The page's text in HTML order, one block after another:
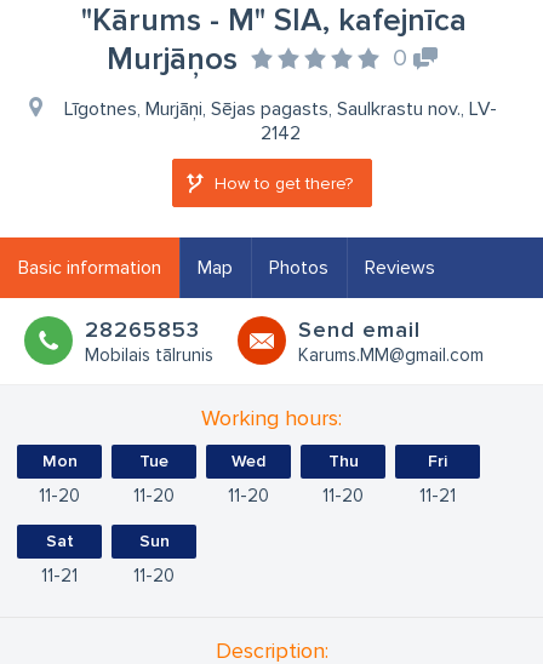
"Kārums - M" SIA, kafejnīca
Murjāņos
0
Līgotnes, Murjāņi, Sējas pagasts, Saulkrastu nov., LV-
2142
How to get there?
Basic information Map Photos Reviews
28265853
Mobilais tālrunis
Send email
Karums.MM@gmail.com
Working hours:
Mon
11 20
Tue
11 20
Wed
11 20
Thu
11 20
Fri
11 21
Sat
11 21
Sun
11 20
Description: